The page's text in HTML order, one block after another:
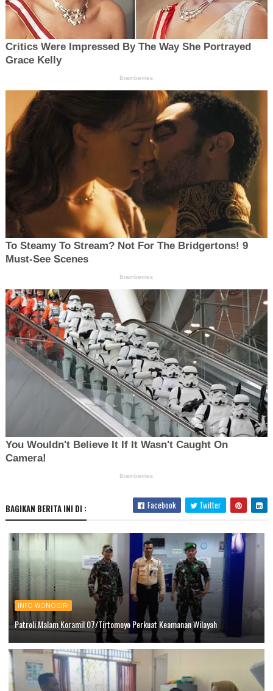
BAGIKAN BERITA INI DI : Facebook Twitter
INFO WONOGIRI
Patroli Malam Koramil 07/Tirtomoyo Perkuat Keamanan Wilayah